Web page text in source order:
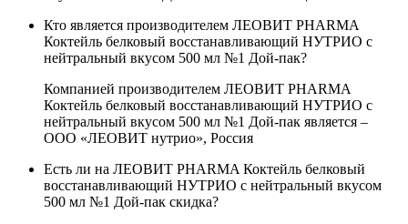
Кто является производителем ЛЕОВИТ PHARMA
Коктейль белковый восстанавливающий НУТРИО с
нейтральный вкусом 500 мл №1 Дой-пак?
Компанией производителем ЛЕОВИТ PHARMA
Коктейль белковый восстанавливающий НУТРИО с
нейтральный вкусом 500 мл №1 Дой-пак является –
ООО «ЛЕОВИТ нутрио», Россия
Есть ли на ЛЕОВИТ PHARMA Коктейль белковый
восстанавливающий НУТРИО с нейтральный вкусом
500 мл №1 Дой-пак скидка?